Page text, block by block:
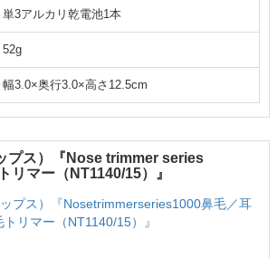
単3アルカリ乾電池1本
52g
幅3.0×奥行3.0×高さ12.5cm
プス）『Nose trimmer series
リマー（NT1140/15）』